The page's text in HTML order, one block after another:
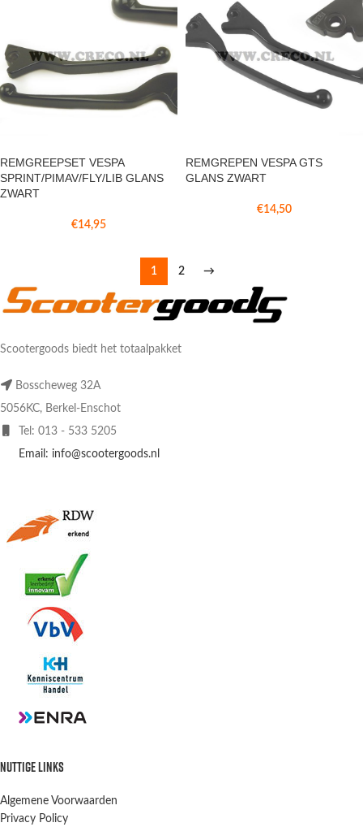
REMGREEPSET VESPA
SPRINT/PIMAV/FLY/LIB GLANS
ZWART
€14,95
REMGREPEN VESPA GTS
GLANS ZWART
€14,50
1 2 →
Scootergoods biedt het totaalpakket
Bosscheweg 32A
5056KC, Berkel-Enschot
Tel: 013 - 533 5205
Email: info@scootergoods.nl
NUTTIGE LINKS
Algemene Voorwaarden
Privacy Policy